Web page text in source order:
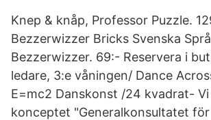
Knep & knåp, Professor Puzzle.
Bezzerwizzer Bricks Svenska
Bezzerwizzer. 69:- Reservera i
ledare, 3:e våningen/ Dance
E=mc2 Danskonst /24 kvadrat-
konceptet "Generalkonsultatet för